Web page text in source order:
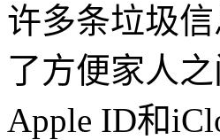
许多条垃圾
了方便家人
Apple ID和